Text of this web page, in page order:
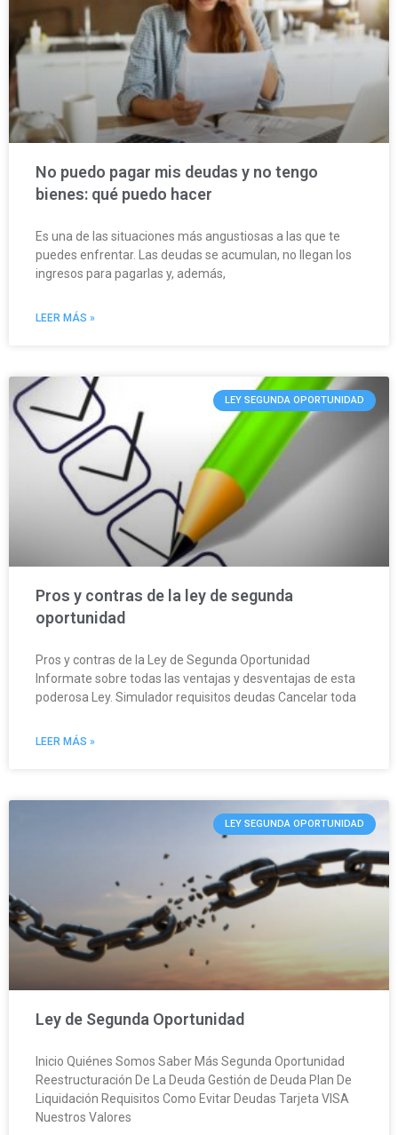
No puedo pagar mis deudas y no tengo
bienes: qué puedo hacer
Es una de las situaciones más angustiosas a las que te
puedes enfrentar. Las deudas se acumulan, no llegan los
ingresos para pagarlas y, además,
LEER MÁS »
LEY SEGUNDA OPORTUNIDAD
Pros y contras de la ley de segunda
oportunidad
Pros y contras de la Ley de Segunda Oportunidad
Informate sobre todas las ventajas y desventajas de esta
poderosa Ley. Simulador requisitos deudas Cancelar toda
LEER MÁS »
LEY SEGUNDA OPORTUNIDAD
Ley de Segunda Oportunidad
Inicio Quiénes Somos Saber Más Segunda Oportunidad
Reestructuración De La Deuda Gestión de Deuda Plan De
Liquidación Requisitos Como Evitar Deudas Tarjeta VISA
Nuestros Valores